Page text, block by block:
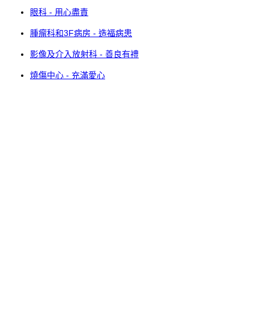
眼科 - 用心盡責
腫瘤科和3F病房 - 造福病患
影像及介入放射科 - 善良有禮
燒傷中心 - 充滿愛心